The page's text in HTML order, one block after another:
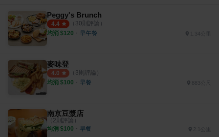
Peggy's Brunch
4.4 （ 30則評論）
均消 $120 ・ 早午餐 1.34公里
麥味登
4.0 （ 3則評論）
均消 $100 ・ 早餐
南京豆漿店
（ 2則評論）
均消 $100 ・ 早餐